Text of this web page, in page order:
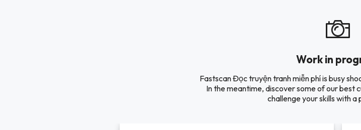
Work in
Fastscan Đọc truyện tranh miễn phí is busy
In the meantime, discover some of our best
challenge your skills with a